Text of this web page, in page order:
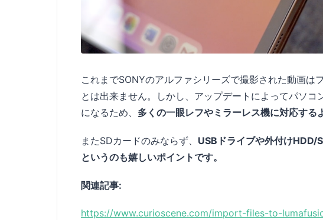
これまでSONYのアルファシリーズで撮影された動画は
とは出来ません。しかし、アップデートによってパソ
になるため、 多くの一眼レフやミラーレス機に対応する
またSDカードのみならず、 USBドライブや外付けHDD/
というのも嬉しいポイントです。
関連記事:
https://www.curioscene.com/import-files-to-